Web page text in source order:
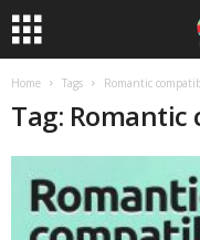
Home Tags Romantic
Tag: